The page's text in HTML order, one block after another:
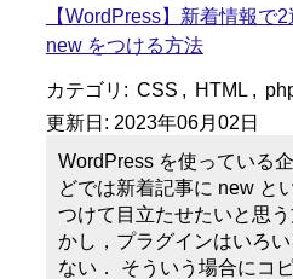
【WordPress】新着情報で
new をつける方法
カテゴリ: CSS HTML
更新日: 2023年06月02日
WordPress を使っている
どでは新着記事に new と
つけて目立たせたいと思
かし，プラグインはいろ
ない． そういう場合にコ